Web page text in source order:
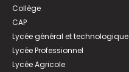
Collège
CAP
Lycée général et technologique
Lycée Professionnel
Lycée Agricole